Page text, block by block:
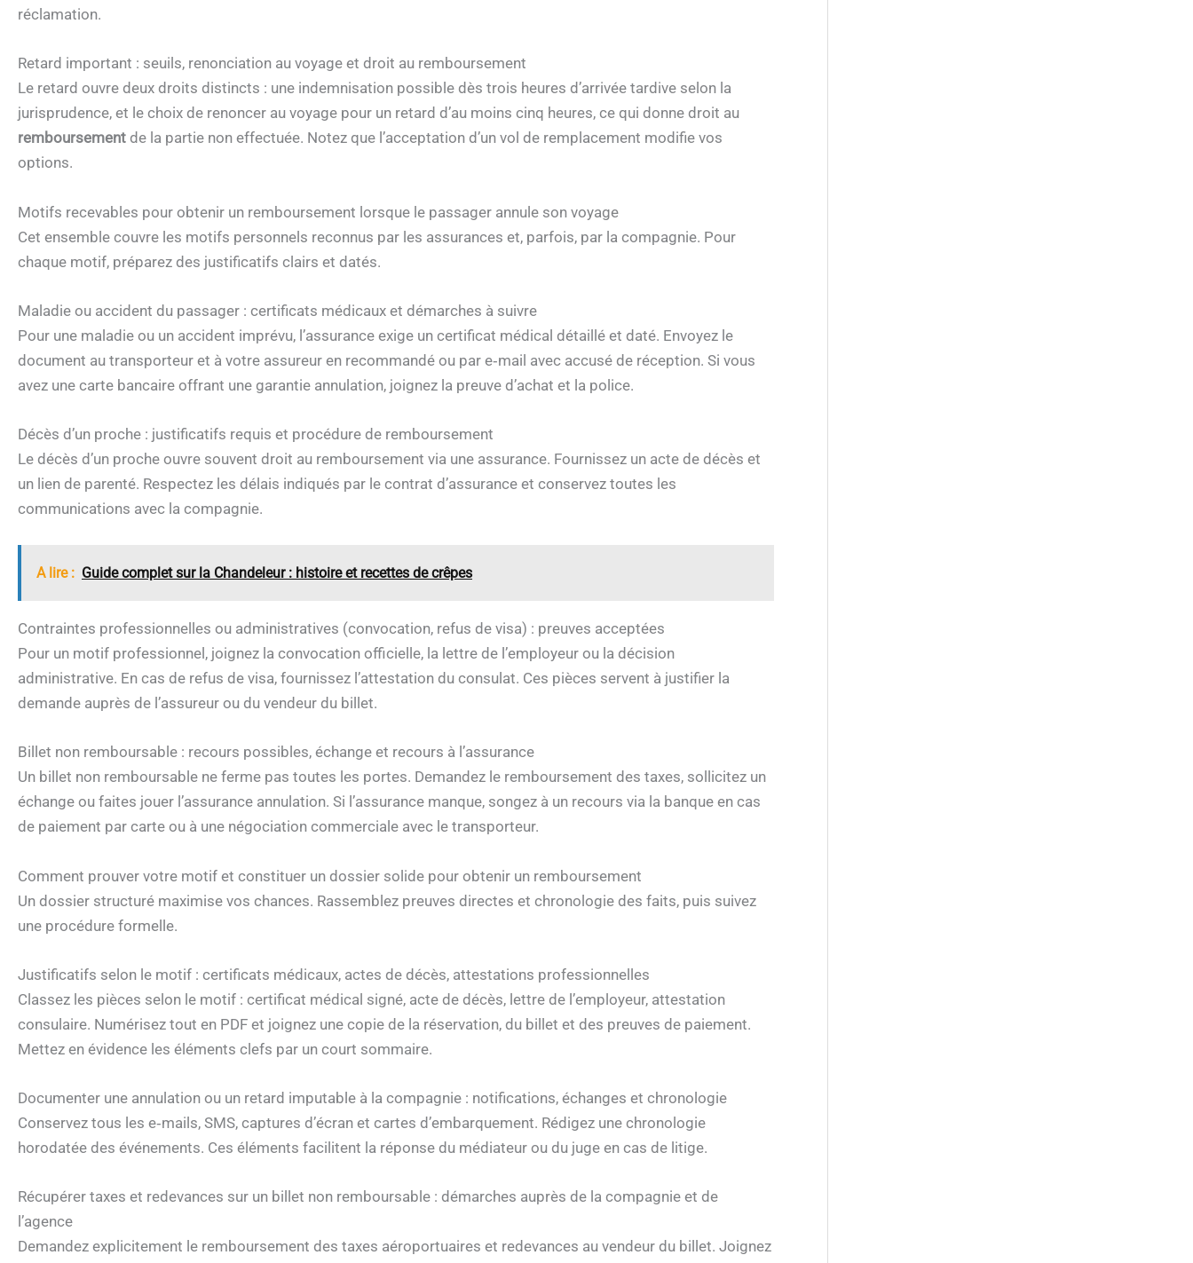
réclamation.
Retard important : seuils, renonciation au voyage et droit au remboursement
Le retard ouvre deux droits distincts : une indemnisation possible dès trois heures d’arrivée tardive selon la
jurisprudence, et le choix de renoncer au voyage pour un retard d’au moins cinq heures, ce qui donne droit au
remboursement de la partie non effectuée. Notez que l’acceptation d’un vol de remplacement modifie vos
options.
Motifs recevables pour obtenir un remboursement lorsque le passager annule son voyage
Cet ensemble couvre les motifs personnels reconnus par les assurances et, parfois, par la compagnie. Pour
chaque motif, préparez des justificatifs clairs et datés.
Maladie ou accident du passager : certificats médicaux et démarches à suivre
Pour une maladie ou un accident imprévu, l’assurance exige un certificat médical détaillé et daté. Envoyez le
document au transporteur et à votre assureur en recommandé ou par e‑mail avec accusé de réception. Si vous
avez une carte bancaire offrant une garantie annulation, joignez la preuve d’achat et la police.
Décès d’un proche : justificatifs requis et procédure de remboursement
Le décès d’un proche ouvre souvent droit au remboursement via une assurance. Fournissez un acte de décès et
un lien de parenté. Respectez les délais indiqués par le contrat d’assurance et conservez toutes les
communications avec la compagnie.
A lire : Guide complet sur la Chandeleur : histoire et recettes de crêpes
Contraintes professionnelles ou administratives (convocation, refus de visa) : preuves acceptées
Pour un motif professionnel, joignez la convocation officielle, la lettre de l’employeur ou la décision
administrative. En cas de refus de visa, fournissez l’attestation du consulat. Ces pièces servent à justifier la
demande auprès de l’assureur ou du vendeur du billet.
Billet non remboursable : recours possibles, échange et recours à l’assurance
Un billet non remboursable ne ferme pas toutes les portes. Demandez le remboursement des taxes, sollicitez un
échange ou faites jouer l’assurance annulation. Si l’assurance manque, songez à un recours via la banque en cas
de paiement par carte ou à une négociation commerciale avec le transporteur.
Comment prouver votre motif et constituer un dossier solide pour obtenir un remboursement
Un dossier structuré maximise vos chances. Rassemblez preuves directes et chronologie des faits, puis suivez
une procédure formelle.
Justificatifs selon le motif : certificats médicaux, actes de décès, attestations professionnelles
Classez les pièces selon le motif : certificat médical signé, acte de décès, lettre de l’employeur, attestation
consulaire. Numérisez tout en PDF et joignez une copie de la réservation, du billet et des preuves de paiement.
Mettez en évidence les éléments clefs par un court sommaire.
Documenter une annulation ou un retard imputable à la compagnie : notifications, échanges et chronologie
Conservez tous les e‑mails, SMS, captures d’écran et cartes d’embarquement. Rédigez une chronologie
horodatée des événements. Ces éléments facilitent la réponse du médiateur ou du juge en cas de litige.
Récupérer taxes et redevances sur un billet non remboursable : démarches auprès de la compagnie et de
l’agence
Demandez explicitement le remboursement des taxes aéroportuaires et redevances au vendeur du billet. Joignez